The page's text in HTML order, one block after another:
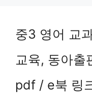
중3 영어 교
교육, 동아출
pdf / e북 링